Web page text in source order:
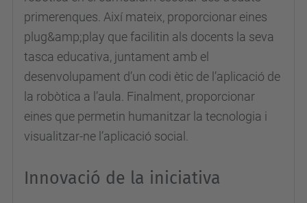
primerenques. Així mateix, proporcionar eines
plug&amp;play que facilitin als docents la seva
tasca educativa, juntament amb el
desenvolupament d’un codi ètic de l’aplicació de
la robòtica a l’aula. Finalment, proporcionar
eines que permetin humanitzar la tecnologia i
visualitzar-ne l’aplicació social.
Innovació de la iniciativa